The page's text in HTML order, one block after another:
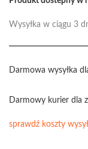
Wysyłka w ciągu 3
Darmowa wysyłka
Darmowy kurier dla
sprawdź koszty